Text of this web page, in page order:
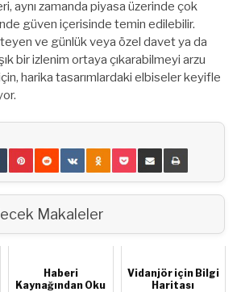
aynı zamanda piyasa üzerinde çok
güven içerisinde temin edilebilir.
ve günlük veya özel davet ya da
bir izlenim ortaya çıkarabilmeyi arzu
harika tasarımlardaki elbiseler keyifle
Makaleler
Haberi
Kaynağından Oku
Vidanjör için Bilgi
Haritası